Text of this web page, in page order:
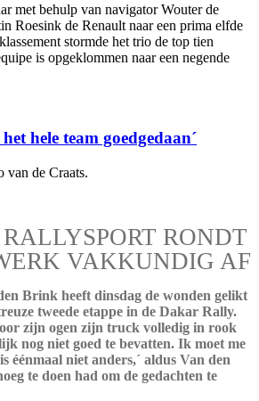
met behulp van navigator Wouter de
Roesink de Renault naar een prima elfde
stormde het trio de top tien
is opgeklommen naar een negende
het hele team goedgedaan´
van de Craats.
RONDT
VAKKUNDIG AF
Brink heeft dinsdag de wonden gelikt
tweede etappe in de Dakar Rally.
zijn ogen zijn truck volledig in rook
nog niet goed te bevatten. Ik moet me
éénmaal niet anders,´ aldus Van den
te doen had om de gedachten te